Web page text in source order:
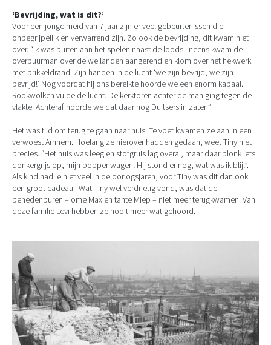
‘Bevrijding, wat is dit?’
Voor een jonge meid van 7 jaar zijn er veel gebeurtenissen die
onbegrijpelijk en verwarrend zijn. Zo ook de bevrijding, dit kwam niet
over. “Ik was buiten aan het spelen naast de loods. Ineens kwam de
overbuurman over de weilanden aangerend en klom over het hekwerk
met prikkeldraad. Zijn handen in de lucht ‘we zijn bevrijd, we zijn
bevrijd!’ Nog voordat hij ons bereikte hoorde we een enorm kabaal.
Rookwolken vulde de lucht. De kerktoren achter de man ging tegen de
vlakte. Achteraf hoorde we dat daar nog Duitsers in zaten”.
Het was tijd om terug te gaan naar huis. Te voet kwamen ze aan in een
verwoest Arnhem. Hoelang ze hierover hadden gedaan, weet Tiny niet
precies. “Het huis was leeg en stofgruis lag overal, maar daar blonk iets
donkergrijs op, mijn poppenwagen! Hij stond er nog, wat was ik blij!”.
Als kind had je niet veel in de oorlogsjaren, voor Tiny was dit dan ook
een groot cadeau. Wat Tiny wel verdrietig vond, was dat de
benedenburen – ome Max en tante Miep – niet meer terugkwamen. Van
deze familie Levi hebben ze nooit meer wat gehoord.